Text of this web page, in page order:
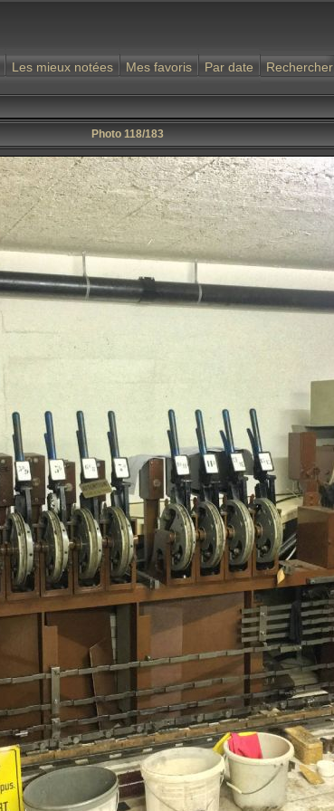
Les mieux notées Mes favoris Par date Rechercher
Photo 118/183